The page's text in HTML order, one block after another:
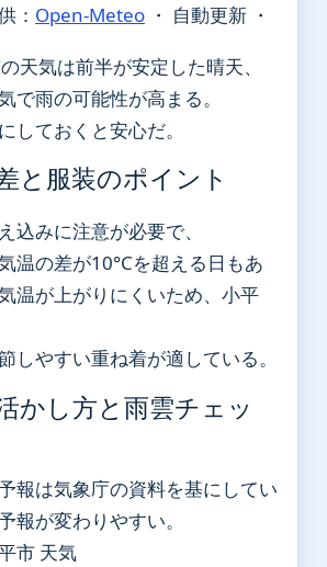
： Open-Meteo ・ 自動更新 ・
天気は前半が安定した晴天、
で雨の可能性が高まる。
しておくと安心だ。
と服装のポイント
込みに注意が必要で、
温の差が10°Cを超える日もあ
温が上がりにくいため、小平
しやすい重ね着が適している。
かし方と雨雲チェッ
報は気象庁の資料を基にしてい
報が変わりやすい。
市 天気